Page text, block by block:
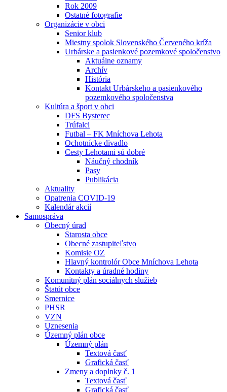
Rok 2009
Ostatné fotografie
Organizácie v obci
Senior klub
Miestny spolok Slovenského Červeného kríža
Urbárske a pasienkové pozemkové spoločenstvo
Aktuálne oznamy
Archív
História
Kontakt Urbárskeho a pasienkového
pozemkového spoločenstva
Kultúra a šport v obci
DFS Bysterec
Trúfalci
Futbal – FK Mníchova Lehota
Ochotnícke divadlo
Cesty Lehotami sú dobré
Náučný chodník
Pasy
Publikácia
Aktuality
Opatrenia COVID-19
Kalendár akcií
Samospráva
Obecný úrad
Starosta obce
Obecné zastupiteľstvo
Komisie OZ
Hlavný kontrolór Obce Mníchova Lehota
Kontakty a úradné hodiny
Komunitný plán sociálnych služieb
Štatút obce
Smernice
PHSR
VZN
Uznesenia
Územný plán obce
Územný plán
Textová časť
Grafická časť
Zmeny a doplnky č. 1
Textová časť
Grafická časť